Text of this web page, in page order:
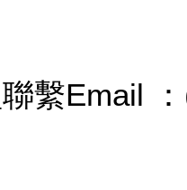
繫Email